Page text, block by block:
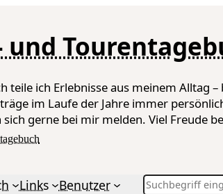
und
teile ich Erlebnisse aus meinem
im Laufe der Jahre immer
gerne bei mir melden. Viel Freude
Links Benutzer Search